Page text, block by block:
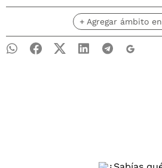
+ Agregar ámbito en